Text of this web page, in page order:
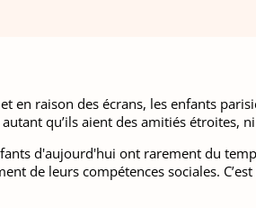
en raison des écrans, les enfants
qu’ils aient des amitiés étroites,
d'aujourd'hui ont rarement du
de leurs compétences sociales.